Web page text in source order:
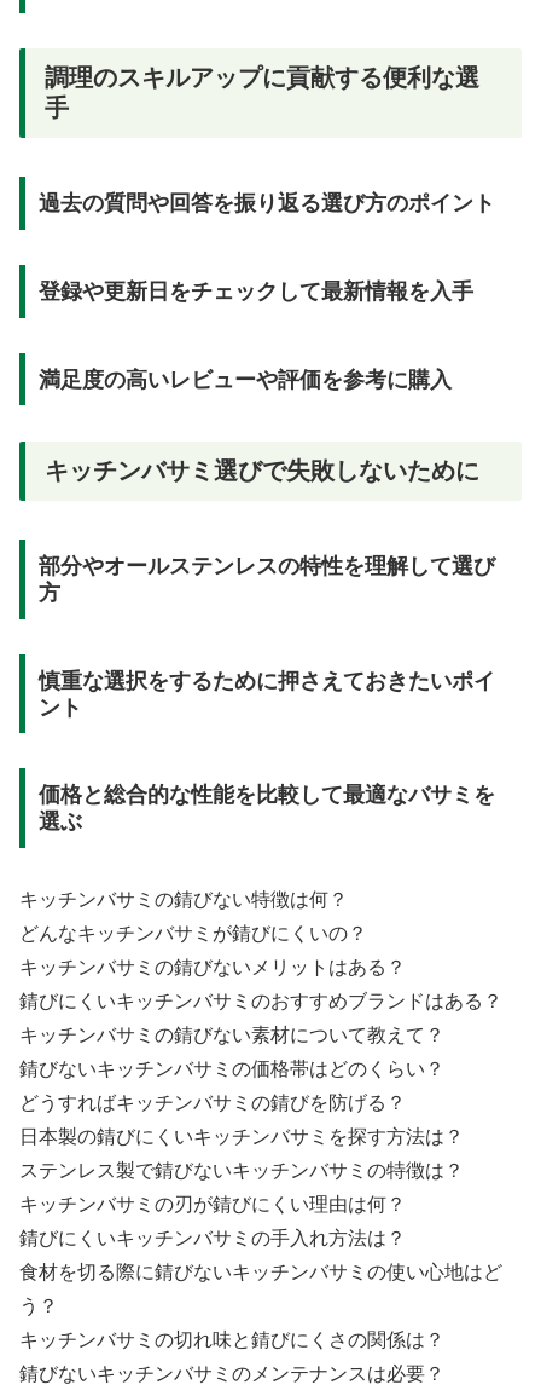
調理のスキルアップに貢献する便利な選
手
過去の質問や回答を振り返る選び方のポイント
登録や更新日をチェックして最新情報を入手
満足度の高いレビューや評価を参考に購入
キッチンバサミ選びで失敗しないために
部分やオールステンレスの特性を理解して選び
方
慎重な選択をするために押さえておきたいポイ
ント
価格と総合的な性能を比較して最適なバサミを
選ぶ
キッチンバサミの錆びない特徴は何？
どんなキッチンバサミが錆びにくいの？
キッチンバサミの錆びないメリットはある？
錆びにくいキッチンバサミのおすすめブランドはある？
キッチンバサミの錆びない素材について教えて？
錆びないキッチンバサミの価格帯はどのくらい？
どうすればキッチンバサミの錆びを防げる？
日本製の錆びにくいキッチンバサミを探す方法は？
ステンレス製で錆びないキッチンバサミの特徴は？
キッチンバサミの刃が錆びにくい理由は何？
錆びにくいキッチンバサミの手入れ方法は？
食材を切る際に錆びないキッチンバサミの使い心地はど
う？
キッチンバサミの切れ味と錆びにくさの関係は？
錆びないキッチンバサミのメンテナンスは必要？